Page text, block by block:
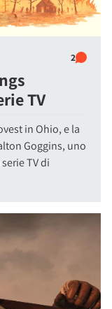
2
TV
in Ohio, e la
Goggins, uno
TV di